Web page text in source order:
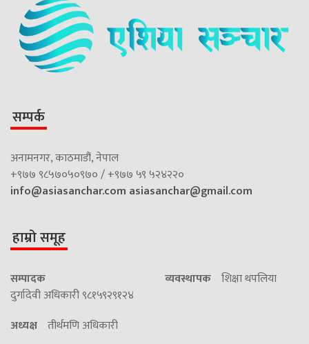
सम्पर्क
अनामनगर, काठमाडौं, नेपाल
+९७७ ९८५७०५०९७० / +९७७ ५९ ५२४२२०
info@asiasanchar.com asiasanchar@gmail.com
हाम्रो समूह
सम्पादक
दुर्गादेवी अधिकारी ९८१५९२९१२४
व्यवस्थापक शिक्षा थपलिया
अध्यक्ष तीर्थमणि अधिकारी